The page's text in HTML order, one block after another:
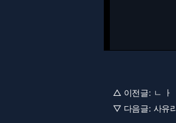
△ 이전글: ㄴ ㅏ
▽ 다음글: 사유